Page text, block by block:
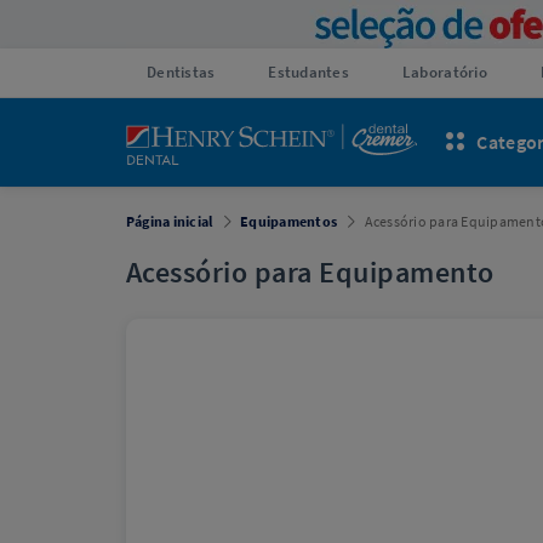
Dentistas Estudantes Laboratório
Página inicial Equipamentos Acessório para
Acessório para Equipamento